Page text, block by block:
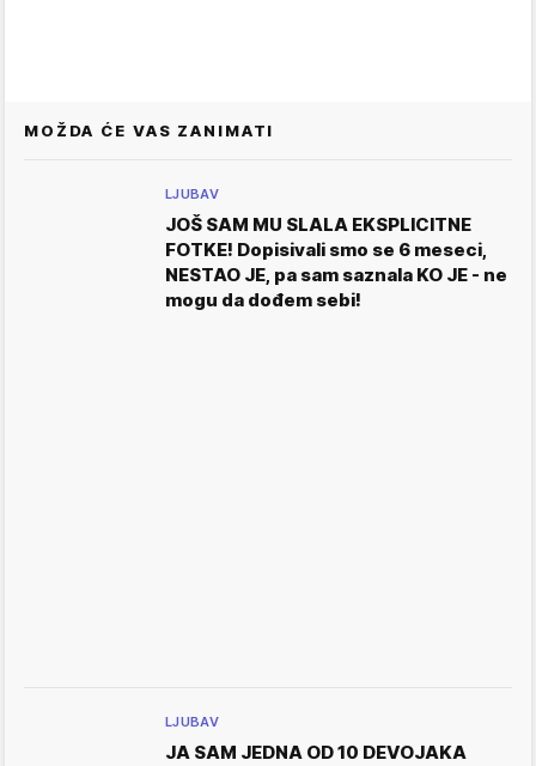
MOŽDA ĆE VAS ZANIMATI
LJUBAV
JOŠ SAM MU SLALA EKSPLICITNE
FOTKE! Dopisivali smo se 6 meseci,
NESTAO JE, pa sam saznala KO JE - ne
mogu da dođem sebi!
LJUBAV
JA SAM JEDNA OD 10 DEVOJAKA